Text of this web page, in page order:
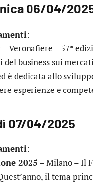
06/04/
:
– Veronafiere – 57ª
del business sui
è dedicata allo
esperienze e
07/04/2025
:
2025 – Milano – Il
il tema